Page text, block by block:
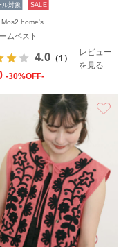
ル対象 SALE
home's
ムベスト
4.0 （1）
レビュー
を見る
-30%OFF-